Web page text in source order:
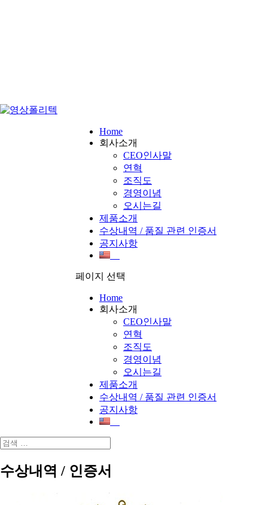
Home
회사소개
CEO인사말
연혁
조직도
경영이념
오시는길
제품소개
수상내역 / 품질 관련 인증서
공지사항
페이지 선택
Home
회사소개
CEO인사말
연혁
조직도
경영이념
오시는길
제품소개
수상내역 / 품질 관련 인증서
공지사항
수상내역 / 인증서